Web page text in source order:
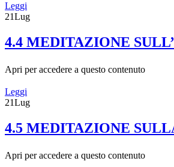
Leggi
21Lug
4.4 MEDITAZIONE
Apri per accedere a questo contenuto
Leggi
21Lug
4.5 MEDITAZIONE
Apri per accedere a questo contenuto